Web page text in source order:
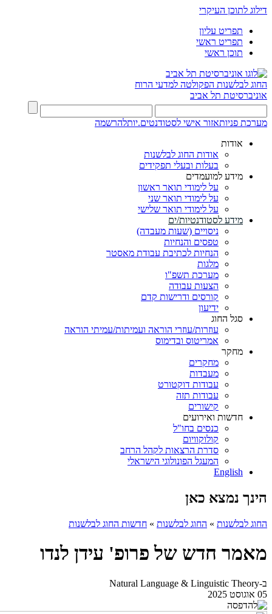
דילוג לתוכן העיקרי
תפריט עליון
תפריט ראשי
תוכן ראשי
החוג לבלשנות הפקולטה למדעי הרוח
אוניברסיטת תל אביב
מערכת פניותאזור אישי לסטודנטים.יותלהרשמה
אודות
אודות החוג לבלשנות
בעלות ובעלי תפקידים
מידע למועמדים
על לימודי תואר ראשון
על לימודי תואר שני
על לימודי תואר שלישי
מידע לסטודנטיות/ים
ניסויים (שעות מעבדה)
טפסים והנחיות
הנחיות לכתיבת עבודת מאסטר
מלגות
מערכת תשפ"ו
הצעות עבודה
קורסים ודרישות קדם
ידיעון
סגל החוג
עוזרות/עוזרי הוראה ועמיתות/עמיתי הוראה
אמריטוס ובדימוס
מחקר
מחקרים
מעבדות
עבודות דוקטורט
עבודות תזה
קישורים
חדשות ואירועים
כנסים בחו"ל
קולוקוויום
סדרת הרצאות לקהל הרחב
המעגל הפונולוגי הישראלי
English
הינך נמצא כאן
החוג לבלשנות » החוג לבלשנות » חדשות החוג לבלשנות
מאמר חדש של פרופ' עידן לנדו
ב-Natural Language & Linguistic Theory
05 אוגוסט 2025